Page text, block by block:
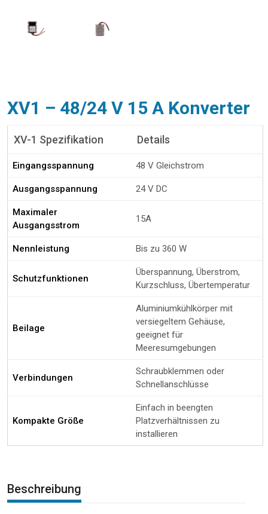
XV1 – 48/24 V 15 A Konverter
XV-1 Spezifikation Details
Eingangsspannung 48 V Gleichstrom
Ausgangsspannung 24 V DC
Maximaler
Ausgangsstrom
15A
Nennleistung Bis zu 360 W
Schutzfunktionen
Überspannung, Überstrom,
Kurzschluss, Übertemperatur
Beilage
Aluminiumkühlkörper mit
versiegeltem Gehäuse,
geeignet für
Meeresumgebungen
Verbindungen
Schraubklemmen oder
Schnellanschlüsse
Kompakte Größe
Einfach in beengten
Platzverhältnissen zu
installieren
Beschreibung